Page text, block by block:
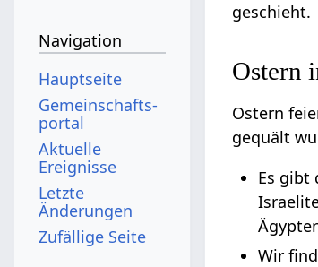
geschieht.
Ostern
Ostern
gequält
Es gibt
Wir
Navigation
Hauptseite
Gemeinschafts­
portal
Aktuelle
Ereignisse
Letzte
Änderungen
Zufällige Seite